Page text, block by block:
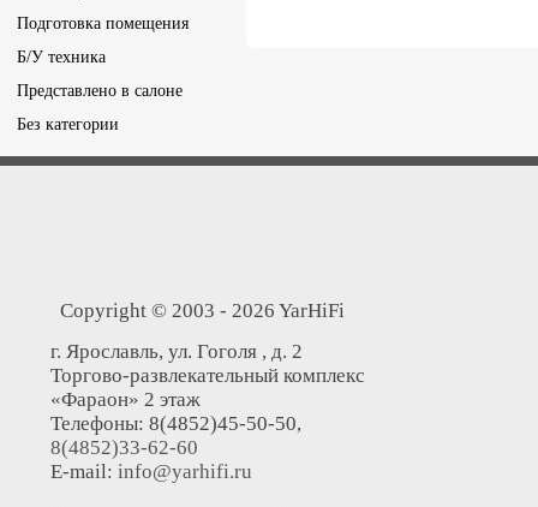
Подготовка помещения
Б/У техника
Представлено в салоне
Без категории
Copyright © 2003 - 2026 YarHiFi
г. Ярославль, ул. Гоголя , д. 2
Торгово-развлекательный комплекс
«Фараон» 2 этаж
Телефоны: 8(4852)45-50-50,
8(4852)33-62-60
E-mail: info@yarhifi.ru